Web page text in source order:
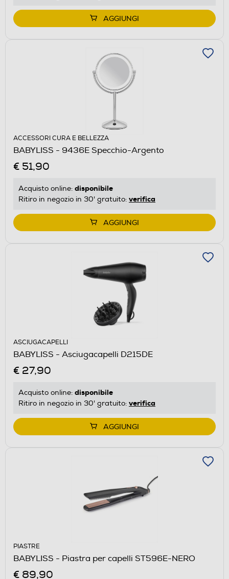
AGGIUNGI
ACCESSORI CURA E BELLEZZA
BABYLISS - 9436E Specchio-Argento
€ 51,90
Acquisto online: disponibile
Ritiro in negozio in 30' gratuito: verifica
AGGIUNGI
ASCIUGACAPELLI
BABYLISS - Asciugacapelli D215DE
€ 27,90
Acquisto online: disponibile
Ritiro in negozio in 30' gratuito: verifica
AGGIUNGI
PIASTRE
BABYLISS - Piastra per capelli ST596E-NERO
€ 89,90